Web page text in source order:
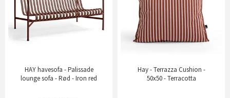
HAY havesofa - Palissade
lounge sofa - Rød - Iron red
Hay - Terrazza Cushion -
50x50 - Terracotta